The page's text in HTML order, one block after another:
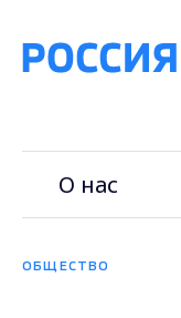
О нас
ОБЩЕСТВО